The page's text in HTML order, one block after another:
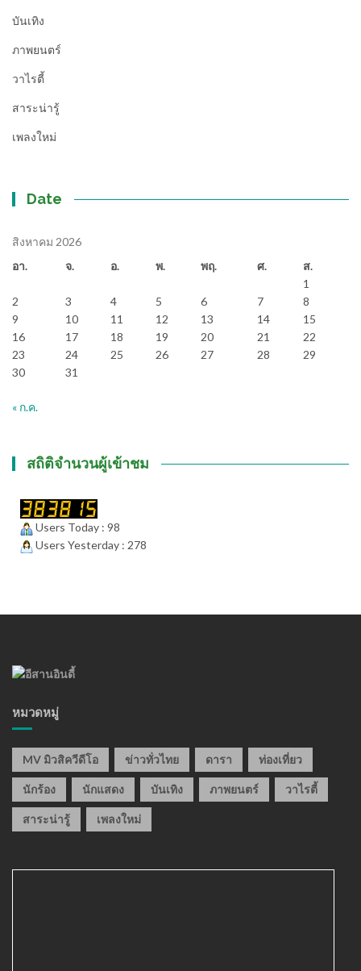
บันเทิง
ภาพยนตร์
วาไรตี้
สาระน่ารู้
เพลงใหม่
Date
สิงหาคม 2026
อา.
จ. อ. พ. พฤ. ศ.
ส.
1
2
3 4 5 6 7
8
9
10 11 12 13 14
15
16
17 18 19 20 21
22
23
24 25 26 27 28
29
30
31
« ก.ค.
สถิติจำนวนผู้เข้าชม
Users Today : 98
Users Yesterday : 278
หมวดหมู่
MV มิวสิควีดีโอ ข่าวทั่วไทย ดารา ท่องเที่ยว
นักร้อง นักแสดง บันเทิง ภาพยนตร์ วาไรตี้
สาระน่ารู้ เพลงใหม่